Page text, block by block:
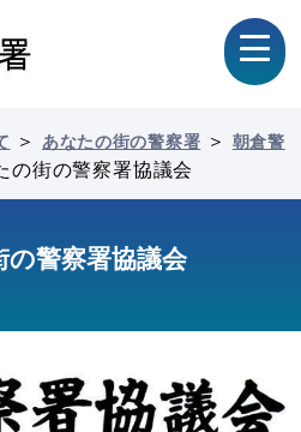
＞ あなたの街の警察署 ＞ 朝倉警
街の警察署協議会
の警察署協議会